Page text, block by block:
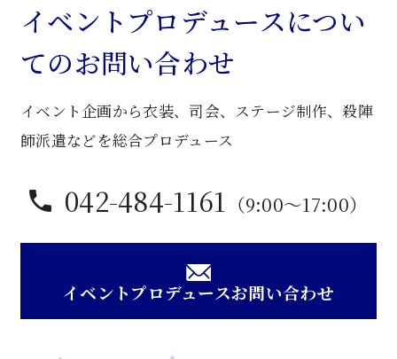
イベントプロデュースについ
てのお問い合わせ
イベント企画から衣装、司会、ステージ制作、殺陣
師派遣などを総合プロデュース
042-484-1161 （9:00〜17:00）
イベントプロデュースお問い合わせ